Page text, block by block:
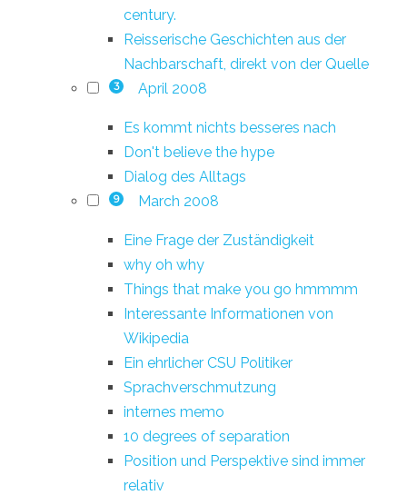
century.
Reisserische Geschichten aus der
Nachbarschaft, direkt von der Quelle
3 April 2008
Es kommt nichts besseres nach
Don't believe the hype
Dialog des Alltags
9 March 2008
Eine Frage der Zuständigkeit
why oh why
Things that make you go hmmmm
Interessante Informationen von
Wikipedia
Ein ehrlicher CSU Politiker
Sprachverschmutzung
internes memo
10 degrees of separation
Position und Perspektive sind immer
relativ